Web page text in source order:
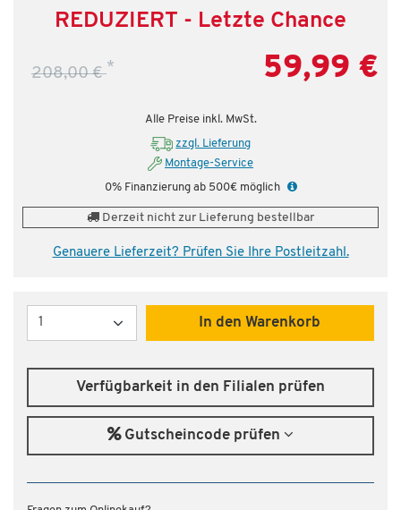
REDUZIERT - Letzte Chance
208,00 €* 59,99 €
Alle Preise inkl. MwSt.
zzgl. Lieferung
Montage-Service
0% Finanzierung ab 500€ möglich
Derzeit nicht zur Lieferung bestellbar
Genauere Lieferzeit? Prüfen Sie Ihre Postleitzahl.
Menge
In den Warenkorb
Verfügbarkeit in den Filialen prüfen
Gutscheincode prüfen